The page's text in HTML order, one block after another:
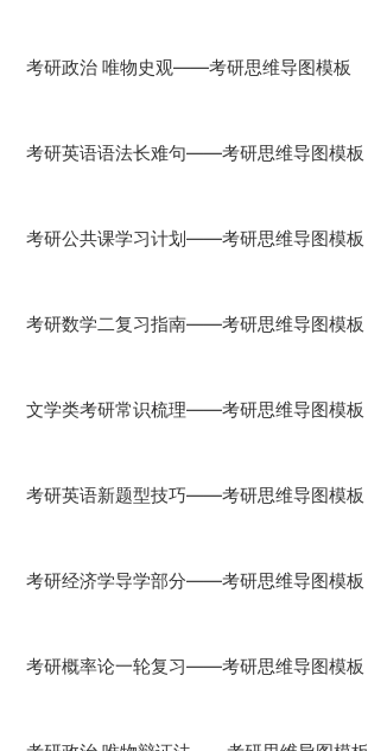
考研政治 唯物史观——考研思维导图模板
考研英语语法长难句——考研思维导图模板
考研公共课学习计划——考研思维导图模板
考研数学二复习指南——考研思维导图模板
文学类考研常识梳理——考研思维导图模板
考研英语新题型技巧——考研思维导图模板
考研经济学导学部分——考研思维导图模板
考研概率论一轮复习——考研思维导图模板